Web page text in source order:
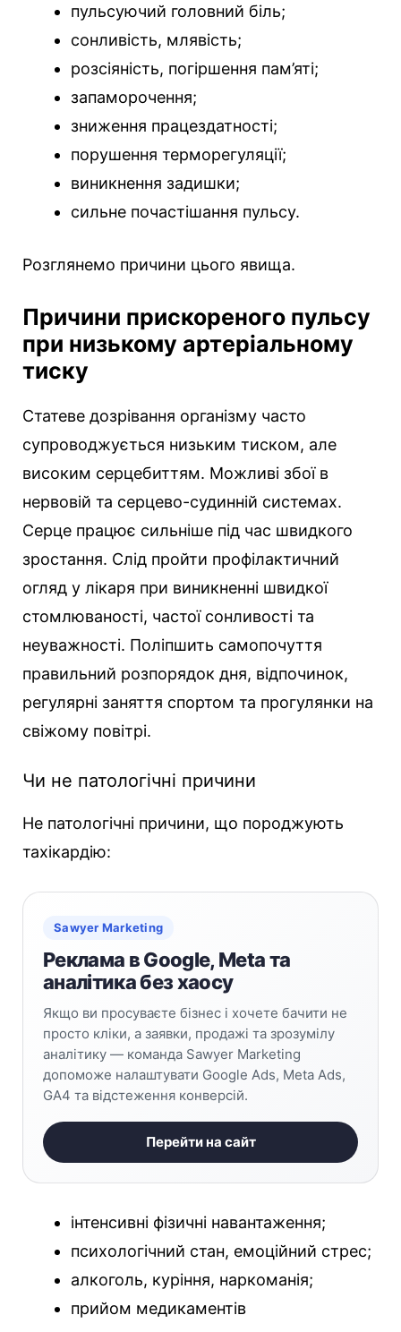
пульсуючий головний біль;
сонливість, млявість;
розсіяність, погіршення пам’яті;
запаморочення;
зниження працездатності;
порушення терморегуляції;
виникнення задишки;
сильне почастішання пульсу.
Розглянемо причини цього явища.
Причини прискореного пульсу
при низькому артеріальному
тиску
Статеве дозрівання організму часто
супроводжується низьким тиском, але
високим серцебиттям. Можливі збої в
нервовій та серцево-судинній системах.
Серце працює сильніше під час швидкого
зростання. Слід пройти профілактичний
огляд у лікаря при виникненні швидкої
стомлюваності, частої сонливості та
неуважності. Поліпшить самопочуття
правильний розпорядок дня, відпочинок,
регулярні заняття спортом та прогулянки на
свіжому повітрі.
Чи не патологічні причини
Не патологічні причини, що породжують
тахікардію:
Sawyer Marketing
Реклама в Google, Meta та
аналітика без хаосу
Якщо ви просуваєте бізнес і хочете бачити не
просто кліки, а заявки, продажі та зрозумілу
аналітику — команда Sawyer Marketing
допоможе налаштувати Google Ads, Meta Ads,
GA4 та відстеження конверсій.
Перейти на сайт
інтенсивні фізичні навантаження;
психологічний стан, емоційний стрес;
алкоголь, куріння, наркоманія;
прийом медикаментів